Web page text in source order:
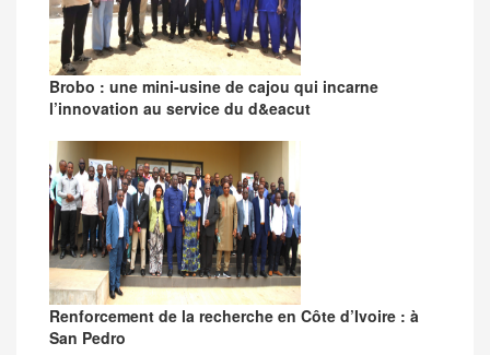
Brobo : une mini-usine de cajou qui incarne
l’innovation au service du d&eacut
Renforcement de la recherche en Côte d’Ivoire : à
San Pedro